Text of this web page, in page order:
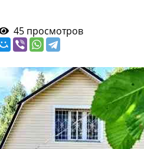
45 просмотров